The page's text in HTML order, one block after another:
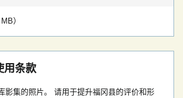
）
用条款
影集的照片。
请用于提升福冈县的评价和形